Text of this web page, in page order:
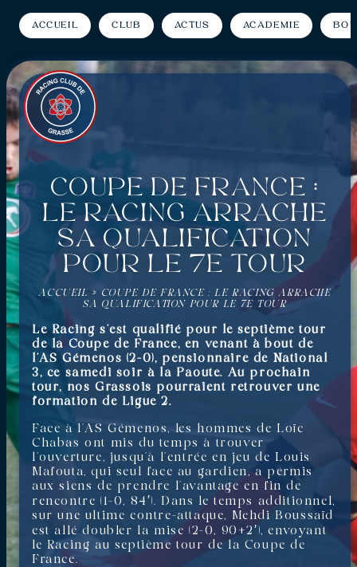
Accueil Club Actus Académie
Coupe de France :
Le Racing arrache
sa qualification
pour le 7e tour
ACCUEIL » COUPE DE FRANCE : LE RACING ARRACHE
SA QUALIFICATION POUR LE 7E TOUR
Le Racing s’est qualifié pour le septième tour
de la Coupe de France, en venant à bout de
l’AS Gémenos (2-0), pensionnaire de National
3, ce samedi soir à la Paoute. Au prochain
tour, nos Grassois pourraient retrouver une
formation de Ligue 2.
Face à l’AS Gémenos, les hommes de Loïc
Chabas ont mis du temps à trouver
l’ouverture, jusqu’à l’entrée en jeu de Louis
Mafouta, qui seul face au gardien, a permis
aux siens de prendre l’avantage en fin de
rencontre (1-0, 84′). Dans le temps additionnel,
sur une ultime contre-attaque, Mehdi Boussaïd
est allé doubler la mise (2-0, 90+2′), envoyant
le Racing au septième tour de la Coupe de
France.